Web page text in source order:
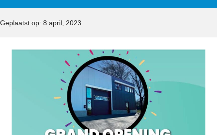
Geplaatst op: 8 april, 2023